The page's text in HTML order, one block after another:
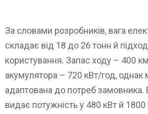
За словами розробників, вага
складає від 18 до 26 тонн й
користування. Запас ходу – 400
акумулятора – 720 кВт/год, однак
адаптована до потреб замовника.
видає потужність у 480 кВт й